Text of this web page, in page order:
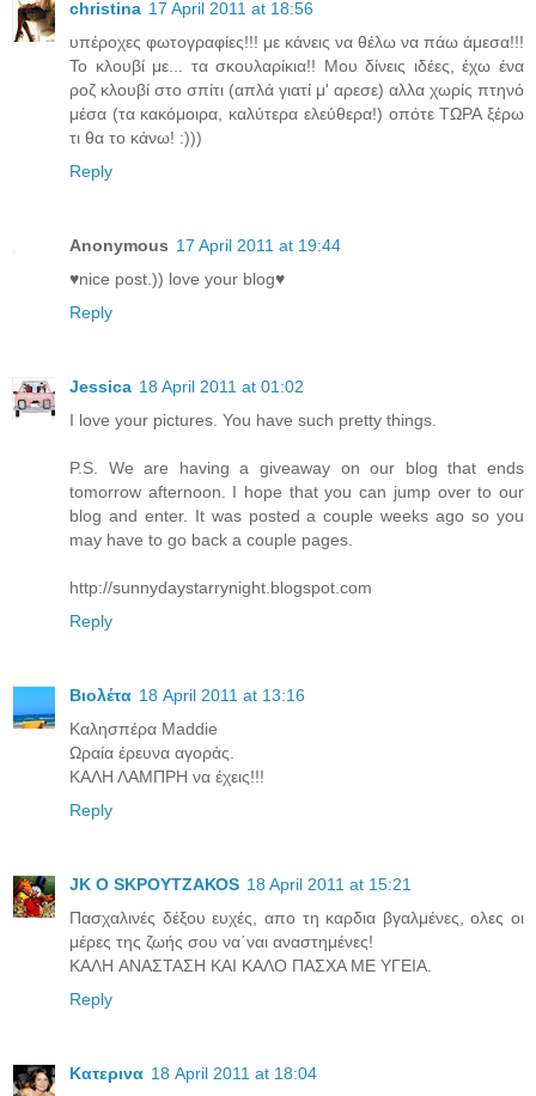
christina 17 April 2011 at 18:56
υπέροχες φωτογραφίες!!! με κάνεις να θέλω να πάω άμεσα!!!
Το κλουβί με... τα σκουλαρίκια!! Μου δίνεις ιδέες, έχω ένα
ροζ κλουβί στο σπίτι (απλά γιατί μ' αρεσε) αλλα χωρίς πτηνό
μέσα (τα κακόμοιρα, καλύτερα ελεύθερα!) οπότε ΤΩΡΑ ξέρω
τι θα το κάνω! :)))
Reply
Anonymous 17 April 2011 at 19:44
♥nice post.)) love your blog♥
Reply
Jessica 18 April 2011 at 01:02
I love your pictures. You have such pretty things.
P.S. We are having a giveaway on our blog that ends
tomorrow afternoon. I hope that you can jump over to our
blog and enter. It was posted a couple weeks ago so you
may have to go back a couple pages.
http://sunnydaystarrynight.blogspot.com
Reply
Βιoλέτα 18 April 2011 at 13:16
Καλησπέρα Maddie
Ωραία έρευνα αγοράς.
ΚΑΛΗ ΛΑΜΠΡΗ να έχεις!!!
Reply
JK O SΚΡΟΥΤΖΑΚΟS 18 April 2011 at 15:21
Πασχαλινές δέξου ευχές, απο τη καρδια βγαλμένες, ολες οι
μέρες της ζωής σου να΄ναι αναστημένες!
ΚΑΛH ΑΝΑΣΤΑΣΗ ΚΑΙ ΚΑΛΟ ΠΑΣΧΑ ΜΕ ΥΓΕΙΑ.
Reply
Κατερινα 18 April 2011 at 18:04